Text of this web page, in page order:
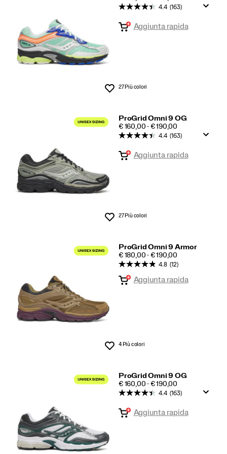
Lista dei desideri
4.4 (163)
Aggiunta rapida
27 Più colori
ProGrid Omni 9 OG
PRICE
€ 160,00 - € 190,00
Lista dei desideri
4.4 (163)
Aggiunta rapida
27 Più colori
ProGrid Omni 9 Armor
PRICE
€ 180,00 - € 190,00
Lista dei desideri
4.8 (12)
Aggiunta rapida
4 Più colori
ProGrid Omni 9 OG
PRICE
€ 160,00 - € 190,00
4.4 (163)
Aggiunta rapida